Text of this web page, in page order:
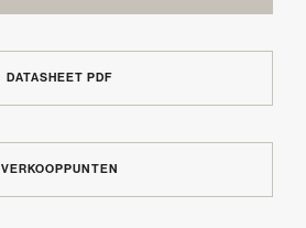
DATASHEET PDF
VERKOOPPUNTEN